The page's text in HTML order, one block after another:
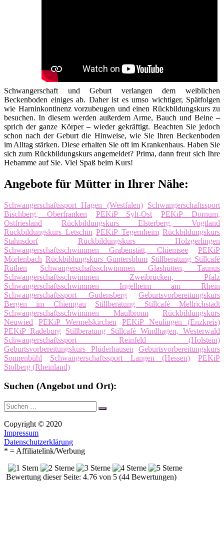
Schwangerschaft und Geburt verlangen dem weiblichen
Beckenboden einiges ab. Daher ist es umso wichtiger, Spätfolgen
wie Harninkontinenz vorzubeugen und einen Rückbildungskurs zu
besuchen. In diesem werden außerdem Arme, Bauch und Beine –
sprich der ganze Körper – wieder gekräftigt. Beachten Sie jedoch
schon nach der Geburt die Hinweise, wie Sie Ihren Beckenboden
im Alltag stärken. Diese erhalten Sie oft im Krankenhaus. Haben Sie
sich zum Rückbildungskurs angemeldet? Prima, dann freut sich Ihre
Hebamme auf Sie. Viel Spaß beim Kurs!
Angebote für Mütter in Ihrer Nähe:
Schwangerschaftssport Hagen (Westfalen)
Schwangerschaftssport
Bischberg, Oberfranken
PEKiP Sylt-Ost
PEKiP Dornum,
Ostfriesland
Rückbildungskurs Elsterberg, Vogtland
Rückbildungskurs Letschin PEKiP Tegernheim Rückbildungskurs
Stahnsdorf
Rückbildungskurs Holzgerlingen
Schwangerschaftsschwimmen Grabenstätt, Chiemsee
PEKiP
Mörlenbach Rückbildungskurs Guntersblum Stillberatung Stillcafé
Rüthen
Schwangerschaftsschwimmen Glashütten, Taunus
Schwangerschaftsschwimmen Zweibrücken, Pfalz
Schwangerschaftsschwimmen Ingelheim am Rhein
Schwangerschaftssport Gudensberg
Geburtsvorbereitungskurs
Bergen im Chiemgau
Stillberatung Stillcafé Mellrichstadt
Schwangerschaftsschwimmen Maulbronn
Rückbildungskurs
Neuwied
PEKiP Wermelskirchen
PEKiP Neulingen (Enzkreis)
PEKiP Radeburg
Stillberatung Stillcafé Windhagen, Westerwald
Schwangerschaftssport Reinfeld (Holstein)
Geburtsvorbereitungskurs Plüderhausen
Geburtsvorbereitungskurs
Sonnenbühl
Schwangerschaftssport Langen (Hessen)
PEKiP
Stolberg (Rheinland)
Suchen (Angebot und Ort):
Suche
nach:
Suchen
Copyright © 2020
Impressum
Datenschutzerklärung
* = Affiliatelink/Werbung
Bewertung dieser Seite: 4.76 von 5 (44 Bewertungen)